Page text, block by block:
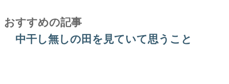
おすすめの記事
中干し無しの田を見ていて思うこと